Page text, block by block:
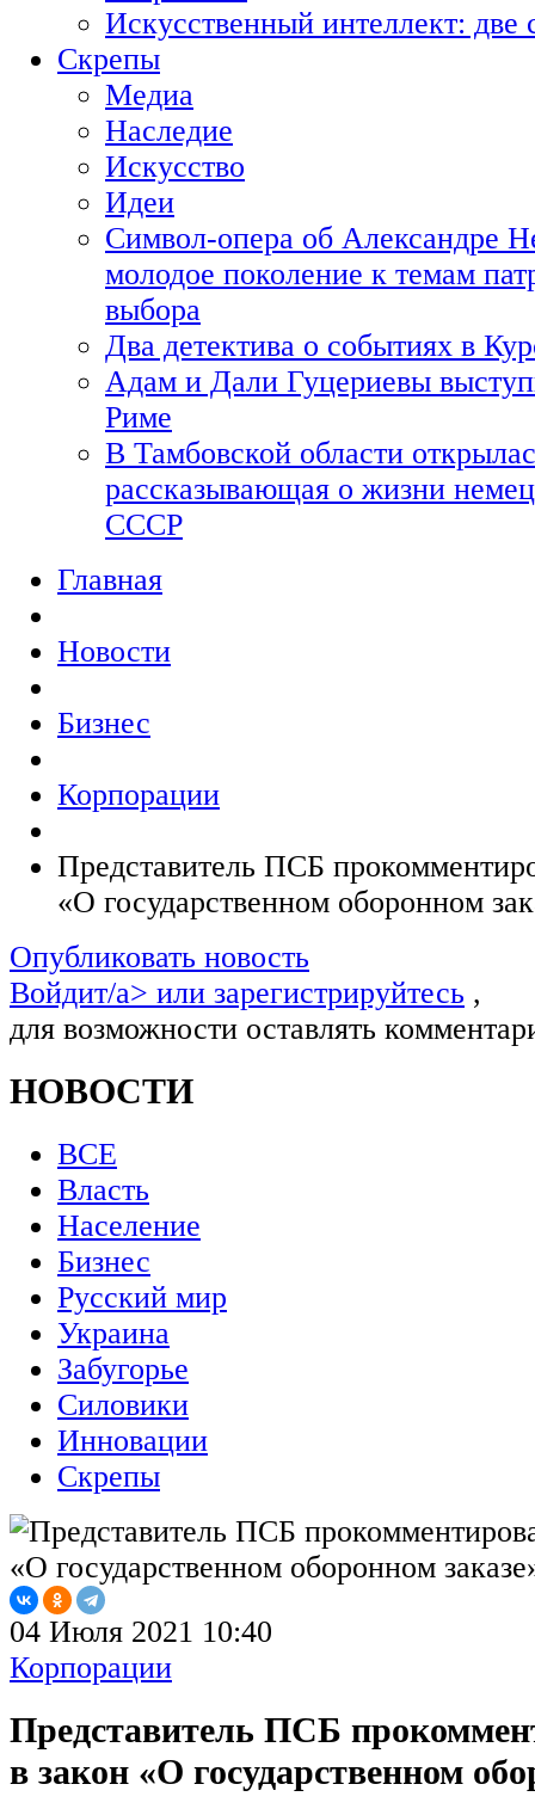
Искусственный интеллект:
Скрепы
Медиа
Наследие
Искусство
Идеи
Символ-опера об Александре
молодое поколение к темам
выбора
Два детектива о событиях в
Адам и Дали Гуцериевы
Риме
В Тамбовской области
рассказывающая о жизни
СССР
Главная
Новости
Бизнес
Корпорации
Представитель ПСБ
«О государственном оборонном
Опубликовать новость
Войдит/a> или зарегистрируйтесь ,
для возможности оставлять
НОВОСТИ
ВСЕ
Власть
Население
Бизнес
Русский мир
Украина
Забугорье
Силовики
Инновации
Скрепы
04 Июля 2021 10:40
Корпорации
Представитель ПСБ
в закон «О государственном